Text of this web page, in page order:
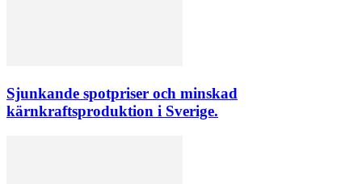
Sjunkande spotpriser och minskad
kärnkraftsproduktion i Sverige.